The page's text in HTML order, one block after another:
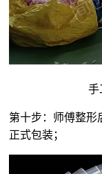
手
第十步：师傅整形
正式包装；